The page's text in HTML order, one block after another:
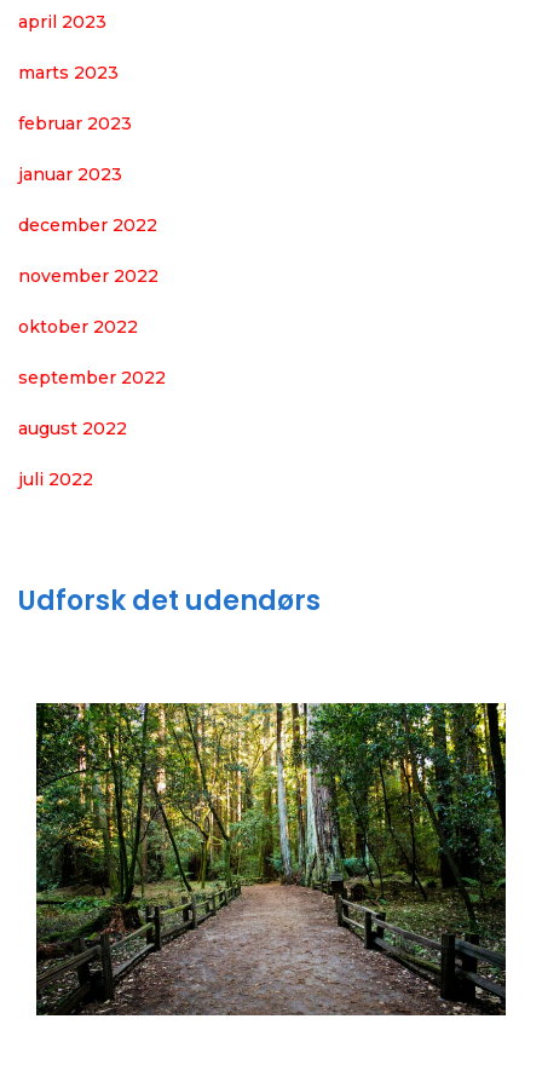
april 2023
marts 2023
februar 2023
januar 2023
december 2022
november 2022
oktober 2022
september 2022
august 2022
juli 2022
Udforsk det udendørs